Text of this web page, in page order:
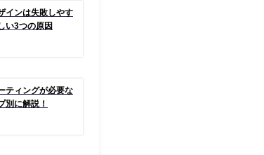
インは失敗しやす
い3つの原因
ティングが必要な
別に解説！